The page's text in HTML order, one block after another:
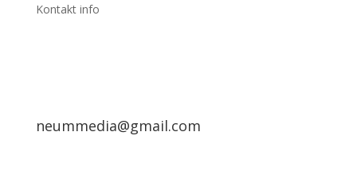
Kontakt info
neummedia@gmail.com